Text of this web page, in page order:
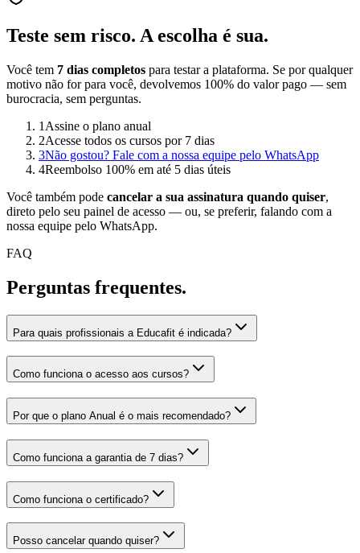
Teste sem risco. A escolha é sua.
Você tem 7 dias completos para testar a plataforma. Se por qualquer
motivo não for para você, devolvemos 100% do valor pago — sem
burocracia, sem perguntas.
1 Assine o plano anual
2Acesse todos os cursos por 7 dias
3Não gostou? Fale com a nossa equipe pelo WhatsApp
4Reembolso 100% em até 5 dias úteis
Você também pode cancelar a sua assinatura quando quiser,
direto pelo seu painel de acesso — ou, se preferir, falando com a
nossa equipe pelo WhatsApp.
FAQ
Perguntas frequentes.
Para quais profissionais a Educafit é indicada?
Como funciona o acesso aos cursos?
Por que o plano Anual é o mais recomendado?
Como funciona a garantia de 7 dias?
Como funciona o certificado?
Posso cancelar quando quiser?